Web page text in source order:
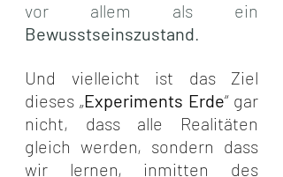
Bewusstseinszustand.
Und vielleicht ist das Ziel
dieses „Experiments Erde“ gar
nicht, dass alle Realitäten
gleich werden, sondern dass
wir lernen, inmitten des